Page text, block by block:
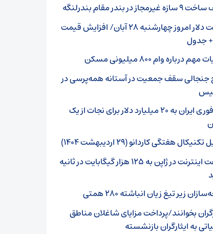
در بندر مقام بندرلنگه
قیمت دلار امروز چهارشنبه ۲۸ آبان/ افزایش قیمت
+ جدول
درباره وام ۸۰۰ میلیونی مسکن
سقف جمعیت در آستانه همه‌پرسی در
نیاز فوری ایران به ۲۰ میلیارد دلار برای نجات از یک
هفتگی کاردانو (۲۹ اردیبهشت ۱۴۰۴)
سرعت اینترنت در ژاپن به ۱۲۵ هزار گیگابایت در ثانیه
زیر تیغ زیان انباشته ۲۸۰ همتی
بخوانند/پرداخت مزایای شاغلان مناطق
به ایثارگران بازنشسته